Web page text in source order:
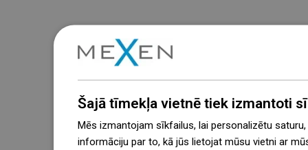
Šajā tīmekļa vietnē tiek izmantoti
Mēs izmantojam sīkfailus, lai personalizētu
informāciju par to, kā jūs lietojat mūsu vietni ar